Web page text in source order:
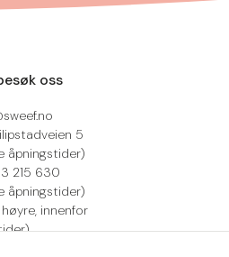
oss
5
åpningstider)
215 630
åpningstider)
innenfor